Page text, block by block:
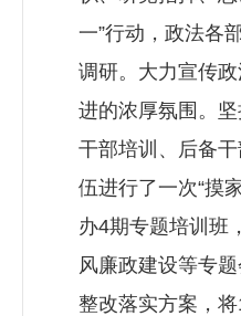
一”行动，政法各
调研。大力宣传
进的浓厚氛围。
干部培训、后备
伍进行了一次“摸
办4期专题培训班
风廉政建设等专
整改落实方案，